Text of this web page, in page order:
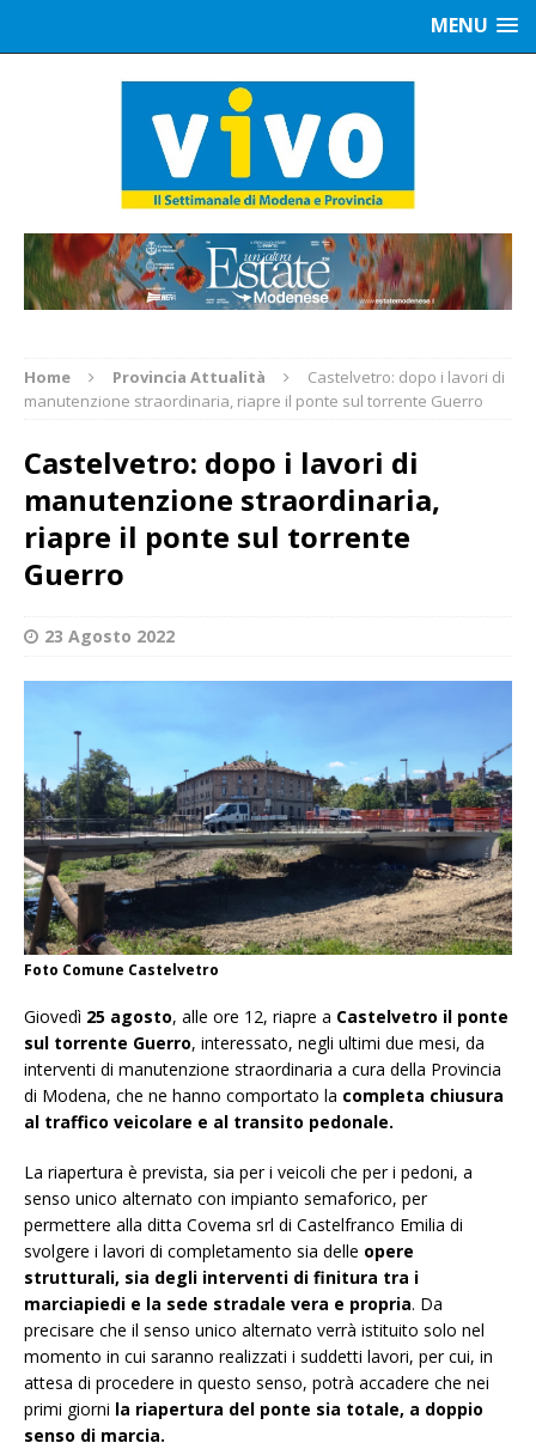
MENU
Home Provincia Attualità
Castelvetro: dopo i lavori di
manutenzione straordinaria, riapre il ponte sul torrente Guerro
Castelvetro: dopo i lavori di
manutenzione straordinaria,
riapre il ponte sul torrente
Guerro
23 Agosto 2022
Foto Comune Castelvetro
Giovedì 25 agosto, alle ore 12, riapre a Castelvetro il ponte
sul torrente Guerro, interessato, negli ultimi due mesi, da
interventi di manutenzione straordinaria a cura della Provincia
di Modena, che ne hanno comportato la completa chiusura
al traffico veicolare e al transito pedonale.
La riapertura è prevista, sia per i veicoli che per i pedoni, a
senso unico alternato con impianto semaforico, per
permettere alla ditta Covema srl di Castelfranco Emilia di
svolgere i lavori di completamento sia delle opere
strutturali, sia degli interventi di finitura tra i
marciapiedi e la sede stradale vera e propria. Da
precisare che il senso unico alternato verrà istituito solo nel
momento in cui saranno realizzati i suddetti lavori, per cui, in
attesa di procedere in questo senso, potrà accadere che nei
primi giorni la riapertura del ponte sia totale, a doppio
senso di marcia.